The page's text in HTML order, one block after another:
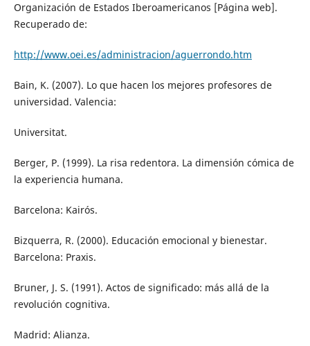
Organización de Estados Iberoamericanos [Página web].
Recuperado de:
http://www.oei.es/administracion/aguerrondo.htm
Bain, K. (2007). Lo que hacen los mejores profesores de
universidad. Valencia:
Universitat.
Berger, P. (1999). La risa redentora. La dimensión cómica de
la experiencia humana.
Barcelona: Kairós.
Bizquerra, R. (2000). Educación emocional y bienestar.
Barcelona: Praxis.
Bruner, J. S. (1991). Actos de significado: más allá de la
revolución cognitiva.
Madrid: Alianza.